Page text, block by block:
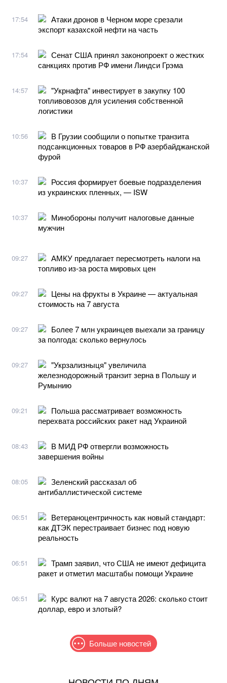
17:54
Атаки дронов в Черном море срезали
экспорт казахской нефти на часть
17:54
Сенат США принял законопроект о жестких
санкциях против РФ имени Линдси Грэма
14:57
"Укрнафта" инвестирует в закупку 100
топливовозов для усиления собственной
логистики
10:56
В Грузии сообщили о попытке транзита
подсанкционных товаров в РФ азербайджанской
фурой
10:37
Россия формирует боевые подразделения
из украинских пленных, — ISW
10:37
Минобороны получит налоговые данные
мужчин
09:27
АМКУ предлагает пересмотреть налоги на
топливо из-за роста мировых цен
09:27
Цены на фрукты в Украине — актуальная
стоимость на 7 августа
09:27
Более 7 млн украинцев выехали за границу
за полгода: сколько вернулось
09:27
"Укрзализныця" увеличила
железнодорожный транзит зерна в Польшу и
Румынию
09:21
Польша рассматривает возможность
перехвата российских ракет над Украиной
08:43
В МИД РФ отвергли возможность
завершения войны
08:05
Зеленский рассказал об
антибаллистической системе
06:51
Ветераноцентричность как новый стандарт:
как ДТЭК перестраивает бизнес под новую
реальность
06:51
Трамп заявил, что США не имеют дефицита
ракет и отметил масштабы помощи Украине
06:51
Курс валют на 7 августа 2026: сколько стоит
доллар, евро и злотый?
Больше новостей